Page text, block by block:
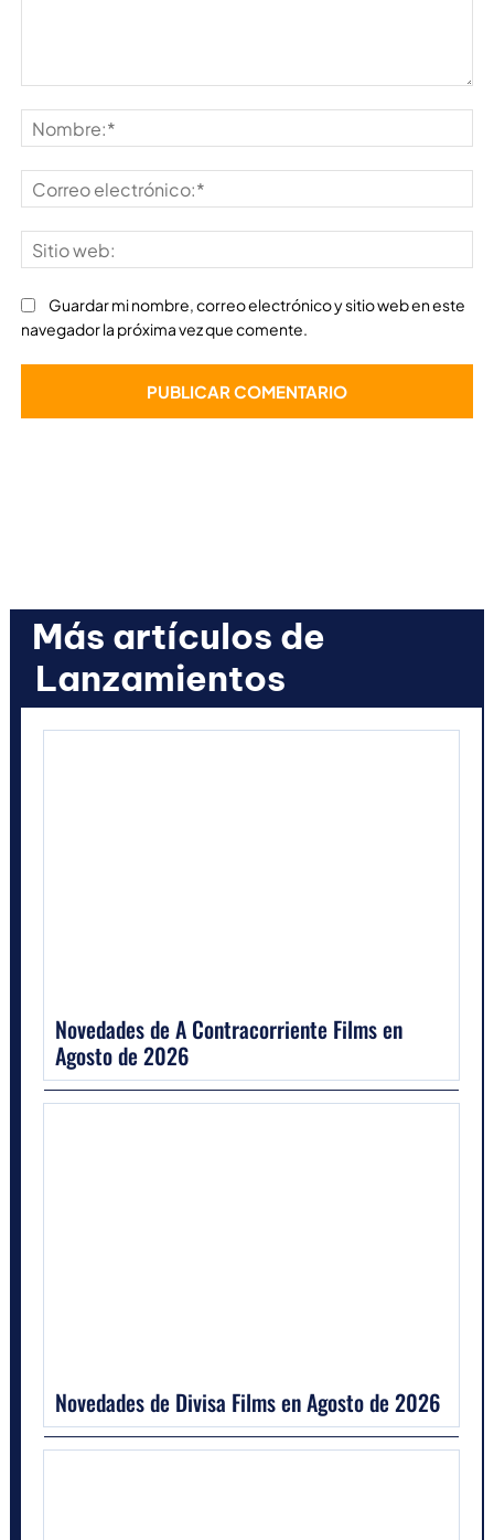
Guardar mi nombre, correo electrónico y sitio web en este
navegador la próxima vez que comente.
Más artículos de
Lanzamientos
Novedades de A Contracorriente Films en
Agosto de 2026
Novedades de Divisa Films en Agosto de 2026